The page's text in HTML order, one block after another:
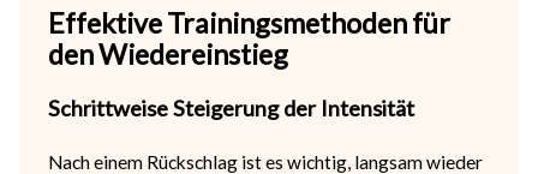
Effektive Trainingsmethoden für
den Wiedereinstieg
Schrittweise Steigerung der Intensität
Nach einem Rückschlag ist es wichtig, langsam wieder